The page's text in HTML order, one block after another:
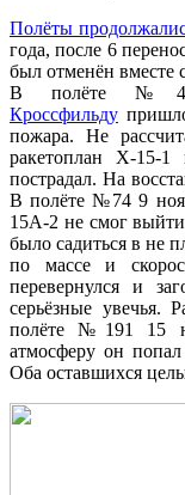
Полёты
года, после 6
был отменён вместе
В полёте №4
Кроссфильду
пожара. Не
ракетоплан X-15-
пострадал. На
В полёте №74 9
15A-2 не смог
было садиться в не
по массе и
перевернулся и
серьёзные увечья.
полёте №191 15
атмосферу он
Оба оставшихся